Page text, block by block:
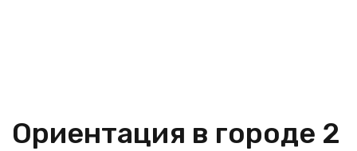
Ориентация в городе 2